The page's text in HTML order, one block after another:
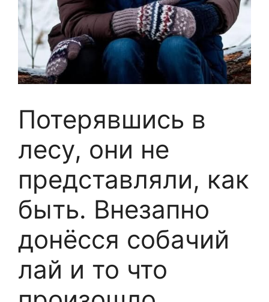
Потерявшись в
лесу, они не
представляли, как
быть. Внезапно
донёсся собачий
лай и то что